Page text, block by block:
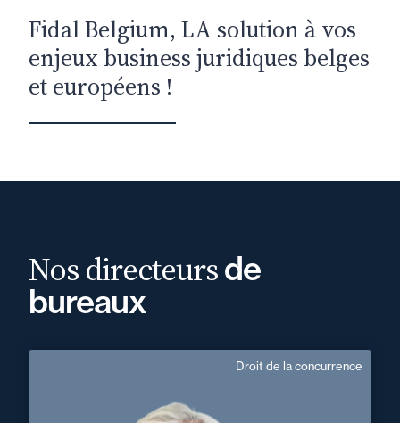
Fidal Belgium, LA solution à vos
enjeux business juridiques belges
et européens !
Nos directeursde
bureaux
Droit de la concurrence